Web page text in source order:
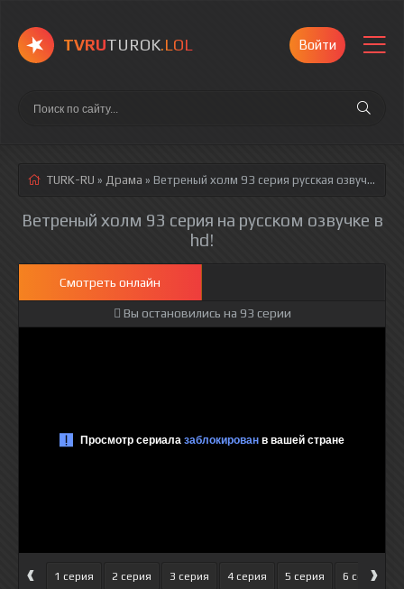
TVRUTUROK.LOL Войти
TURK-RU » Драма » Ветреный холм 93 серия русская озвучка полностью смотреть онлайн!
Ветреный холм 93 серия на русском озвучке в
hd!
Смотреть онлайн
Вы остановились на 93 серии
‹ 1 серия 2 серия 3 серия 4 серия 5 серия 6 серия
›